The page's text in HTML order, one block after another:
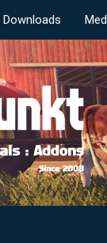
Downloads